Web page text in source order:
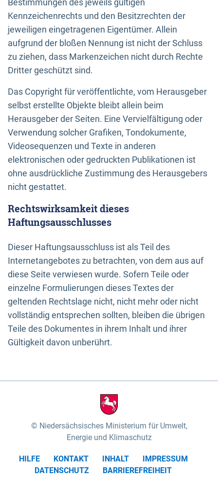
Bestimmungen des jeweils gültigen
Kennzeichenrechts und den Besitzrechten der
jeweiligen eingetragenen Eigentümer. Allein
aufgrund der bloßen Nennung ist nicht der Schluss
zu ziehen, dass Markenzeichen nicht durch Rechte
Dritter geschützt sind.
Das Copyright für veröffentlichte, vom Herausgeber
selbst erstellte Objekte bleibt allein beim
Herausgeber der Seiten. Eine Vervielfältigung oder
Verwendung solcher Grafiken, Tondokumente,
Videosequenzen und Texte in anderen
elektronischen oder gedruckten Publikationen ist
ohne ausdrückliche Zustimmung des Herausgebers
nicht gestattet.
Rechtswirksamkeit dieses
Haftungsausschlusses
Dieser Haftungsausschluss ist als Teil des
Internetangebotes zu betrachten, von dem aus auf
diese Seite verwiesen wurde. Sofern Teile oder
einzelne Formulierungen dieses Textes der
geltenden Rechtslage nicht, nicht mehr oder nicht
vollständig entsprechen sollten, bleiben die übrigen
Teile des Dokumentes in ihrem Inhalt und ihrer
Gültigkeit davon unberührt.
Niedersächsisches Ministerium für Umwelt,
Energie und Klimaschutz
HILFE KONTAKT INHALT
IMPRESSUM
DATENSCHUTZ
BARRIEREFREIHEIT